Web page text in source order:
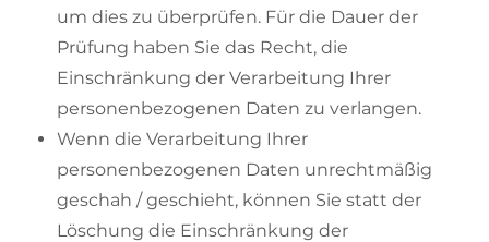
um dies zu überprüfen. Für die Dauer der
Prüfung haben Sie das Recht, die
Einschränkung der Verarbeitung Ihrer
personenbezogenen Daten zu verlangen.
Wenn die Verarbeitung Ihrer
personenbezogenen Daten unrechtmäßig
geschah / geschieht, können Sie statt der
Löschung die Einschränkung der